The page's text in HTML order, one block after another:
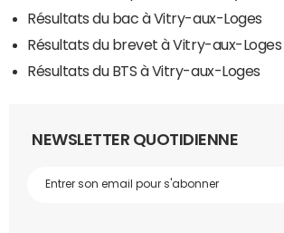
Résultats du bac à Vitry-aux-Loges
Résultats du brevet à Vitry-aux-Loges
Résultats du BTS à Vitry-aux-Loges
NEWSLETTER QUOTIDIENNE